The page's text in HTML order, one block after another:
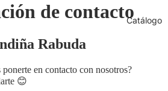
Catálogo
de contacto
Rabuda
ponerte en contacto con nosotros?
😊